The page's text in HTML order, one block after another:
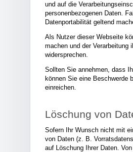
und auf die
personenbezogenen Daten.
Datenportabilität geltend
Als Nutzer dieser Webseite
machen und der Verarbeitung
widersprechen.
Sollten Sie annehmen, dass
können Sie eine Beschwerde
einreichen.
Löschung von
Sofern Ihr Wunsch nicht mit
von Daten (z. B.
auf Löschung Ihrer Daten.